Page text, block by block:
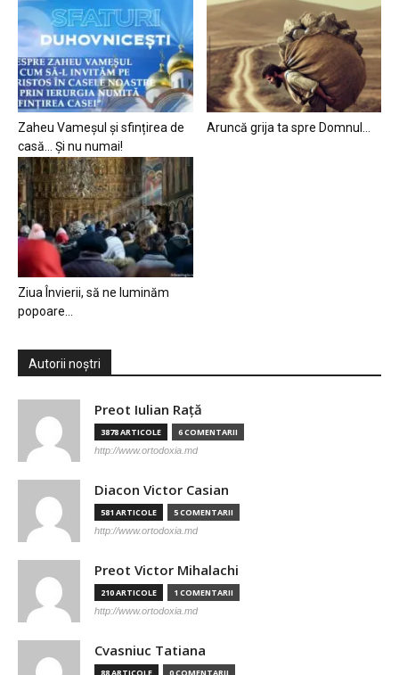
Zaheu Vameșul și sfințirea de
casă… Și nu numai!
Aruncă grija ta spre Domnul…
Ziua Învierii, să ne luminăm
popoare…
Autorii noștri
Preot Iulian Raţă
3878 ARTICOLE 6 COMENTARII
http://www.ortodoxia.md
Diacon Victor Casian
581 ARTICOLE 5 COMENTARII
http://www.ortodoxia.md
Preot Victor Mihalachi
210 ARTICOLE 1 COMENTARII
http://www.ortodoxia.md
Cvasniuc Tatiana